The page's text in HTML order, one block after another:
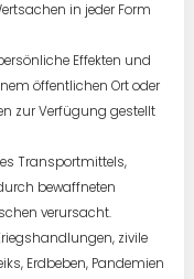
in jeder Form
Effekten und
öffentlichen Ort oder
zur Verfügung gestellt
Transportmittels,
bewaffneten
verursacht.
zivile
Erdbeben, Pandemien